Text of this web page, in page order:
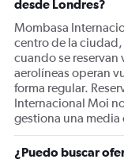
axis
displaying
values.
Range:
0
to
1500.
desde Londres?
Mombasa
centro de la ciudad,
cuando se reservan
aerolíneas operan
forma regular.
Internacional Moi
gestiona una media
¿Puedo buscar